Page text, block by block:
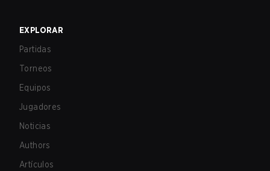
EXPLORAR
Partidas
Torneos
Equipos
Jugadores
Noticias
Authors
Artículos